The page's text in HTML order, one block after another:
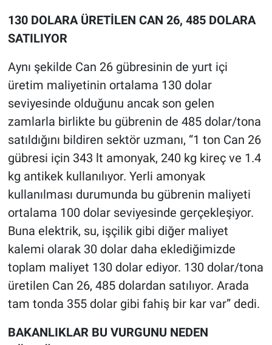
130 DOLARA ÜRETİLEN CAN 26, 485 DOLARA
SATILIYOR
Aynı şekilde Can 26 gübresinin de yurt içi
üretim maliyetinin ortalama 130 dolar
seviyesinde olduğunu ancak son gelen
zamlarla birlikte bu gübrenin de 485 dolar/tona
satıldığını bildiren sektör uzmanı, “1 ton Can 26
gübresi için 343 lt amonyak, 240 kg kireç ve 1.4
kg antikek kullanılıyor. Yerli amonyak
kullanılması durumunda bu gübrenin maliyeti
ortalama 100 dolar seviyesinde gerçekleşiyor.
Buna elektrik, su, işçilik gibi diğer maliyet
kalemi olarak 30 dolar daha eklediğimizde
toplam maliyet 130 dolar ediyor. 130 dolar/tona
üretilen Can 26, 485 dolardan satılıyor. Arada
tam tonda 355 dolar gibi fahiş bir kar var” dedi.
BAKANLIKLAR BU VURGUNU NEDEN